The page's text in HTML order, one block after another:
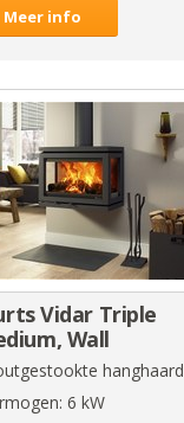
Meer info
Vidar Triple
Wall
hanghaard
6 kW